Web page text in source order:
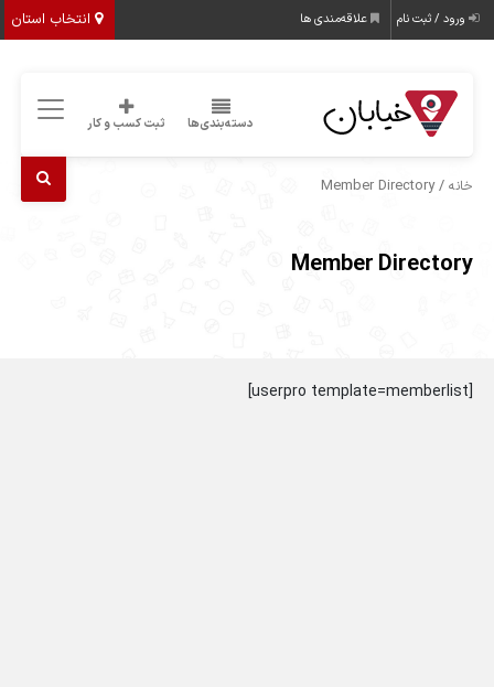
انتخاب استان ورود / ثبت نام علاقه‌مندی ها
دسته‌بندی‌ها ثبت کسب و کار
خانه / Member Directory
Member Directory
[userpro template=memberlist]